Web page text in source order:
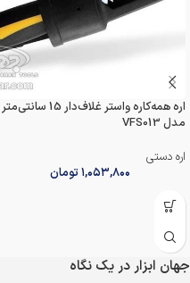
اره همه‌کاره واستر غلاف‌دار 15 سانتی‌متر
مدل VFS013
اره دستی
۱,۰۵۳,۸۰۰تومان
جهان ابزار در یک نگاه